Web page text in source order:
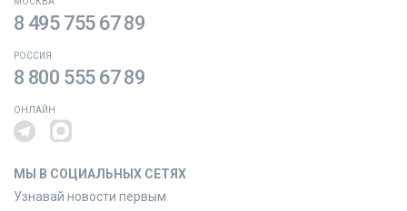
8 495 755 67 89
РОССИЯ
8 800 555 67 89
ОНЛАЙН
МЫ В СОЦИАЛЬНЫХ СЕТЯХ
Узнавай новости первым